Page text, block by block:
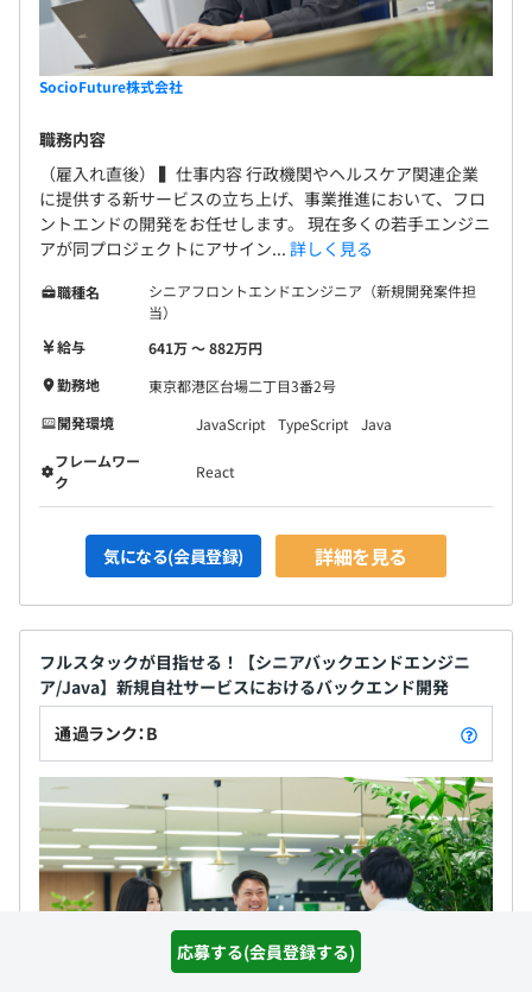
応募する(会員登録する)
SocioFuture株式会社
職務内容
（雇入れ直後） ▍仕事内容 行政機関やヘルスケア関連企業
に提供する新サービスの立ち上げ、事業推進において、フロ
ントエンドの開発をお任せします。 現在多くの若手エンジニ
アが同プロジェクトにアサイン... 詳しく見る
職種名
シニアフロントエンドエンジニア（新規開発案件担
当）
給与
641万 〜 882万円
勤務地
東京都港区台場二丁目3番2号
開発環境
JavaScript TypeScript
Java
フレームワー
ク
React
気になる(会員登録) 詳細を見る
フルスタックが目指せる！【シニアバックエンドエンジニ
ア/Java】新規自社サービスにおけるバックエンド開発
通過ランク：B